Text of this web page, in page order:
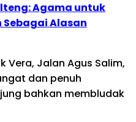
Agama untuk
Sebagai Alasan
Vera, Jalan Agus Salim,
dan penuh
bahkan membludak